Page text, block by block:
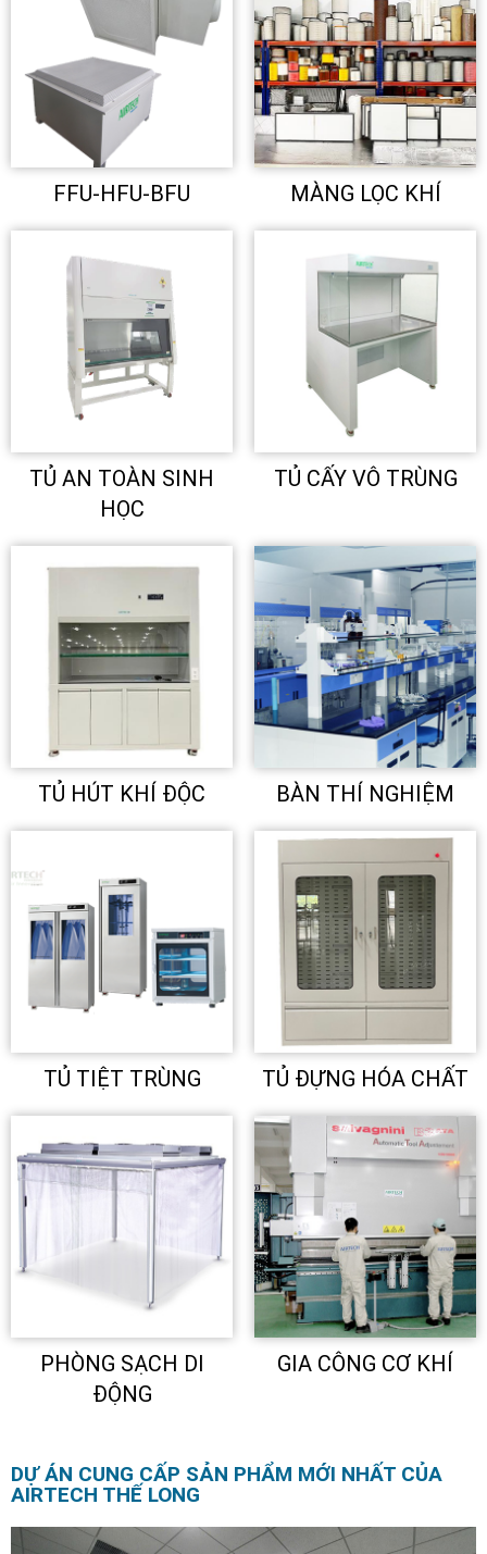
FFU-HFU-BFU MÀNG LỌC KHÍ
TỦ AN TOÀN SINH
HỌC
TỦ CẤY VÔ TRÙNG
TỦ HÚT KHÍ ĐỘC BÀN THÍ NGHIỆM
TỦ TIỆT TRÙNG TỦ ĐỰNG HÓA CHẤT
PHÒNG SẠCH DI
ĐỘNG
GIA CÔNG CƠ KHÍ
DỰ ÁN CUNG CẤP SẢN PHẨM MỚI NHẤT CỦA
AIRTECH THẾ LONG